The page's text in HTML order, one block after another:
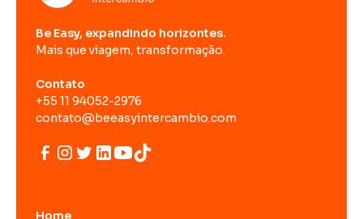
Be Easy, expandindo horizontes.
Mais que viagem, transformação.
Contato
+55 11 94052-2976
contato@beeasyintercambio.com
Home